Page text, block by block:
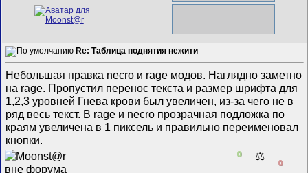
Re: Таблица поднятия нежити
Небольшая правка necro и rage модов. Наглядно заметно
на rage. Пропустил перенос текста и размер шрифта для
1,2,3 уровней Гнева крови был увеличен, из-за чего не в
ряд весь текст. В rage и necro прозрачная подложка по
краям увеличена в 1 пиксель и правильно переименовал
кнопки.
0 ⚖️
0